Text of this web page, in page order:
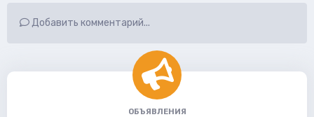
Добавить комментарий...
ОБЪЯВЛЕНИЯ